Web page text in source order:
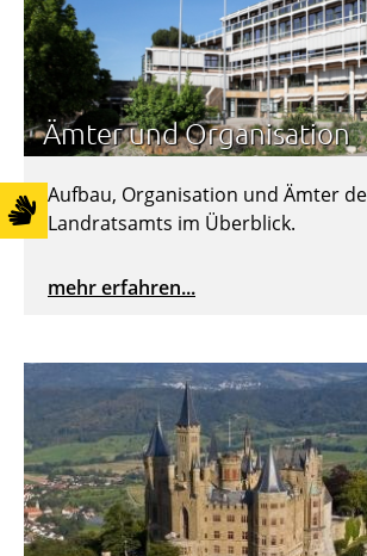
Ämter und Organisation
Aufbau, Organisation und Ämter
Landratsamts im Überblick.
mehr erfahren...